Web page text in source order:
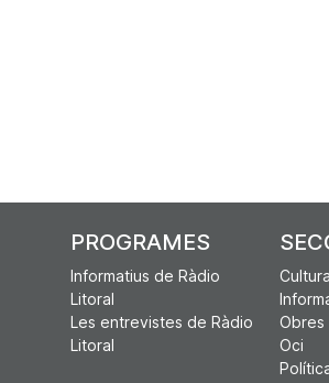
PROGRAMES
Informatius de Ràdio
Litoral
Les entrevistes de Ràdio
Litoral
Cultura
Obres
Oci